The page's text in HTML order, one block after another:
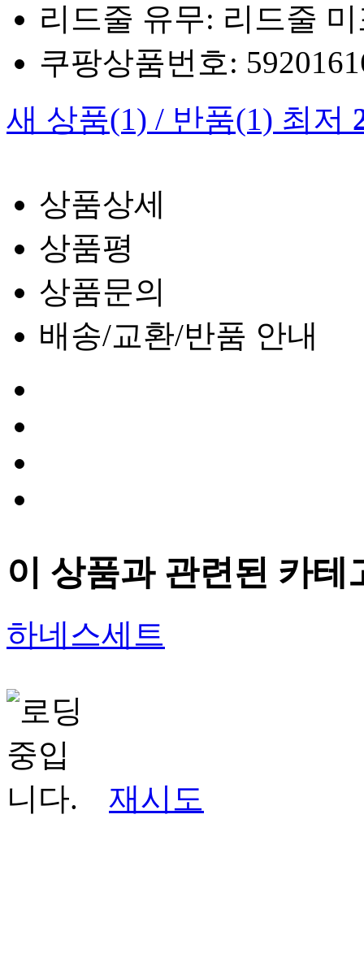
리드줄 유무: 리드줄
쿠팡상품번호:
새 상품(1) / 반품(1) 최저
상품상세
상품평
상품문의
배송/교환/반품 안내
이 상품과 관련된 카테
하네스세트
재시도